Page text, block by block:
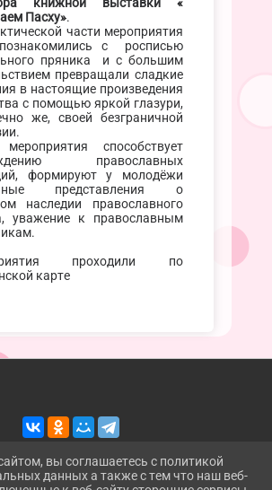
книжной выставки «
Пасху».
части мероприятия
с росписью
пряника и с большим
превращали сладкие
в настоящие произведения
с помощью яркой глазури,
же, своей безграничной
способствует
православных
формируют у молодёжи
представления о
наследии православного
уважение к православным
проходили по
карте
вы соглашаетесь с политикой
данных а также с тем что наш веб-